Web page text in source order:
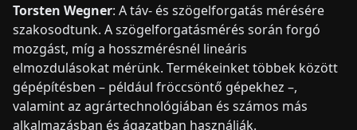
Torsten Wegner: A táv- és szögelforgatás mérésére
szakosodtunk. A szögelforgatásmérés során forgó
mozgást, míg a hosszmérésnél lineáris
elmozdulásokat mérünk. Termékeinket többek között
gépépítésben – például fröccsöntő gépekhez –,
valamint az agrártechnológiában és számos más
alkalmazásban és ágazatban használják.